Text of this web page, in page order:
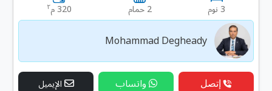
3 نوم 2 حمام 320 م ٢
Mohammad Degheady
إتصل واتساب الإيميل